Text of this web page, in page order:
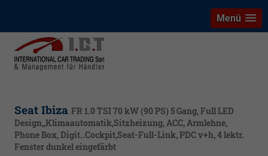
Menü
Seat Ibiza FR 1.0 TSI 70 kW (90 PS) 5 Gang, Full LED
Design,,Klimaautomatik,Sitzheizung, ACC, Armlehne,
Phone Box, Digit..Cockpit,Seat-Full-Link, PDC v+h, 4 lektr.
Fenster dunkel eingefärbt